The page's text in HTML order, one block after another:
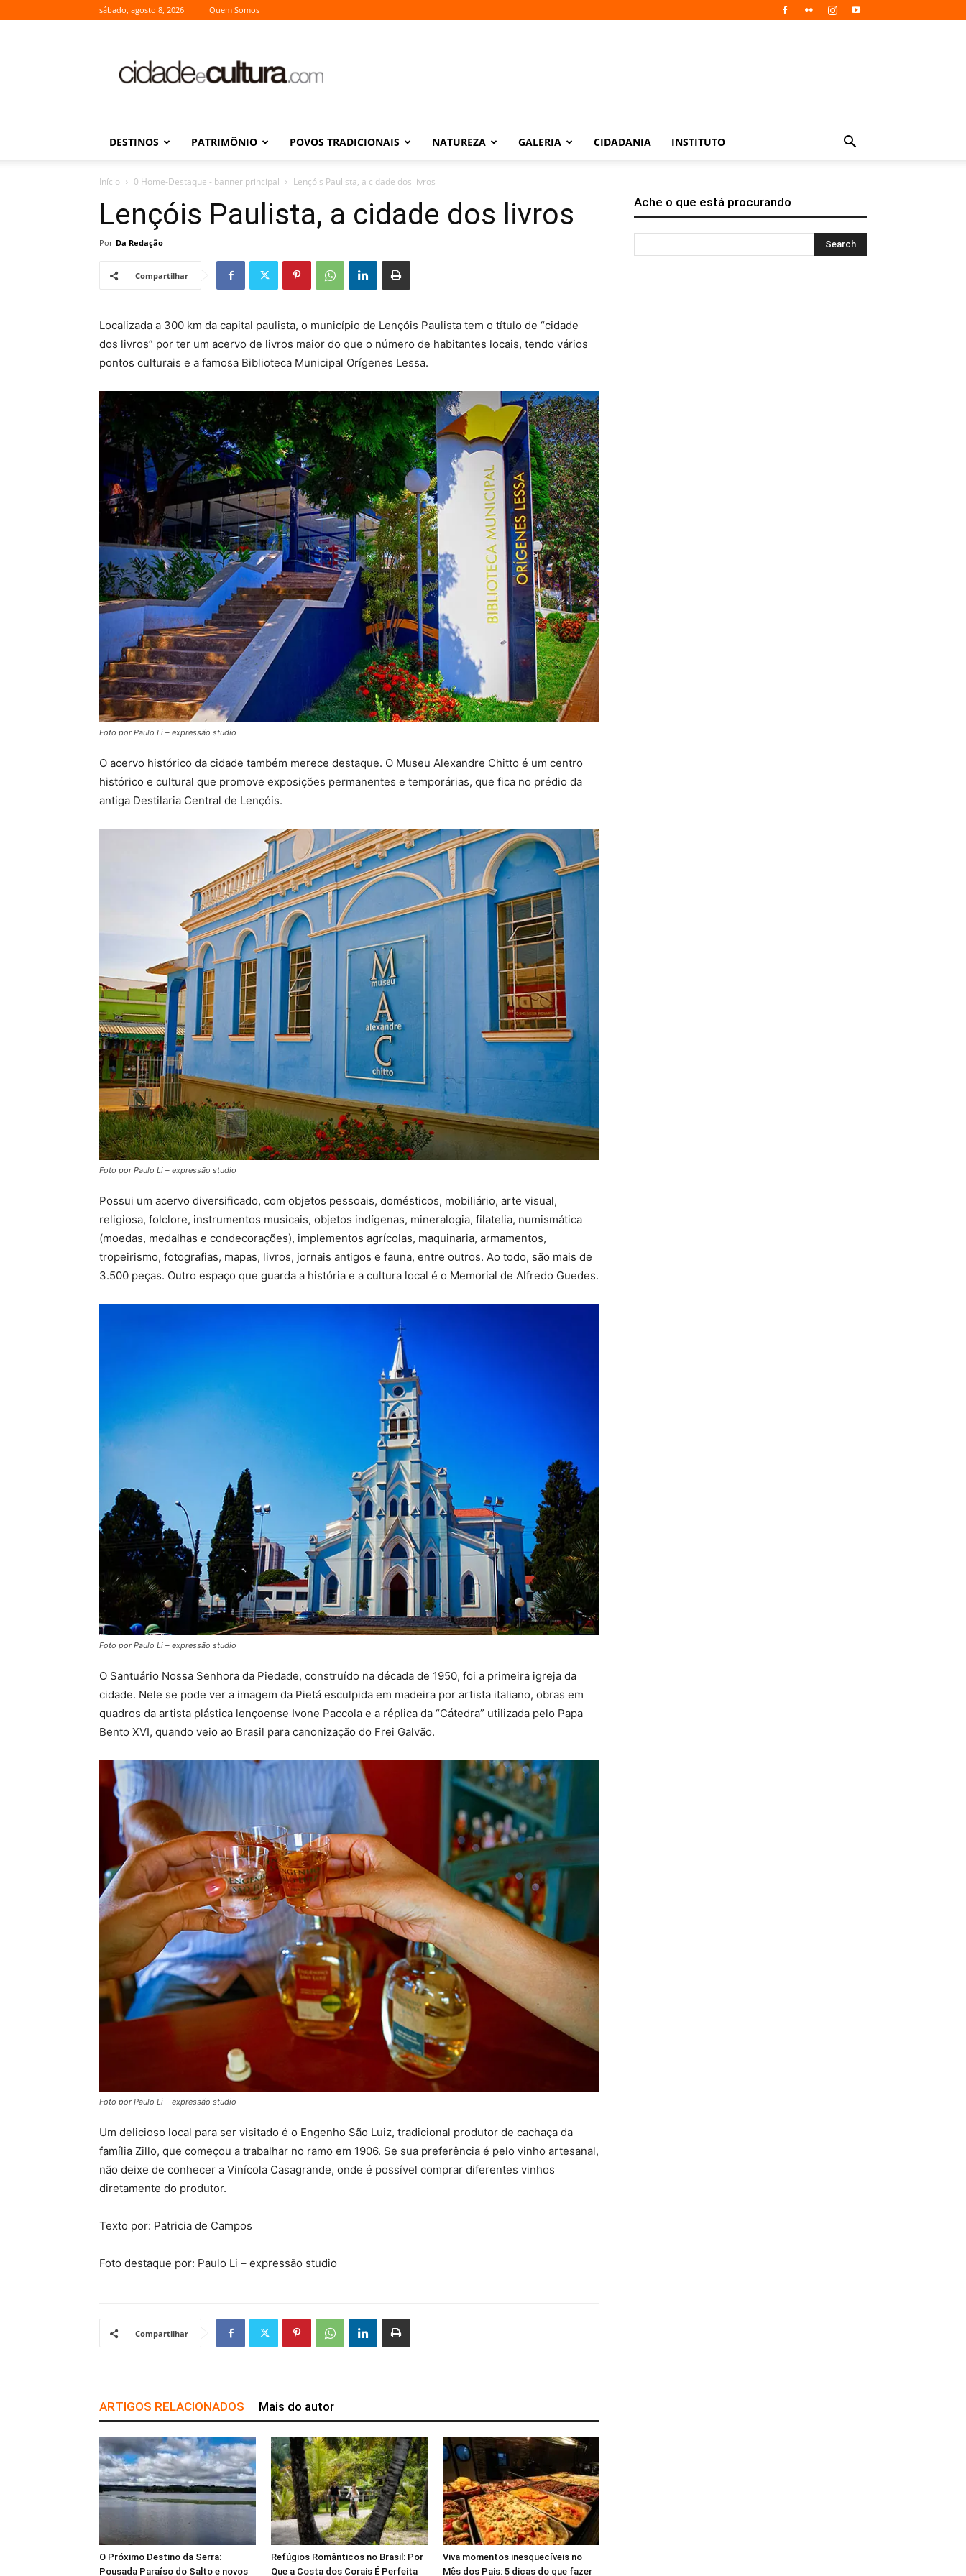
sábado, agosto 8, 2026 Quem Somos
Cultura
DESTINOS PATRIMÔNIO POVOS TRADICIONAIS NATUREZA GALERIA CIDADANIA INSTITUTO
Início 0 Home-Destaque - banner principal Lençóis Paulista, a cidade dos livros
Lençóis Paulista, a cidade dos livros
Por Da Redação -
Compartilhar
Localizada a 300 km da capital paulista, o município de Lençóis Paulista tem o título de “cidade
dos livros” por ter um acervo de livros maior do que o número de habitantes locais, tendo vários
pontos culturais e a famosa Biblioteca Municipal Orígenes Lessa.
Foto por Paulo Li – expressão studio
O acervo histórico da cidade também merece destaque. O Museu Alexandre Chitto é um centro
histórico e cultural que promove exposições permanentes e temporárias, que fica no prédio da
antiga Destilaria Central de Lençóis.
Foto por Paulo Li – expressão studio
Possui um acervo diversificado, com objetos pessoais, domésticos, mobiliário, arte visual,
religiosa, folclore, instrumentos musicais, objetos indígenas, mineralogia, filatelia, numismática
(moedas, medalhas e condecorações), implementos agrícolas, maquinaria, armamentos,
tropeirismo, fotografias, mapas, livros, jornais antigos e fauna, entre outros. Ao todo, são mais de
3.500 peças. Outro espaço que guarda a história e a cultura local é o Memorial de Alfredo Guedes.
Foto por Paulo Li – expressão studio
O Santuário Nossa Senhora da Piedade, construído na década de 1950, foi a primeira igreja da
cidade. Nele se pode ver a imagem da Pietá esculpida em madeira por artista italiano, obras em
quadros da artista plástica lençoense Ivone Paccola e a réplica da “Cátedra” utilizada pelo Papa
Bento XVI, quando veio ao Brasil para canonização do Frei Galvão.
Foto por Paulo Li – expressão studio
Um delicioso local para ser visitado é o Engenho São Luiz, tradicional produtor de cachaça da
família Zillo, que começou a trabalhar no ramo em 1906. Se sua preferência é pelo vinho artesanal,
não deixe de conhecer a Vinícola Casagrande, onde é possível comprar diferentes vinhos
diretamente do produtor.
Texto por: Patricia de Campos
Foto destaque por: Paulo Li – expressão studio
Compartilhar
ARTIGOS RELACIONADOS Mais do autor
O Próximo Destino da Serra:
Pousada Paraíso do Salto e novos
Refúgios Românticos no Brasil: Por
Que a Costa dos Corais É Perfeita
Viva momentos inesquecíveis no
Mês dos Pais: 5 dicas do que fazer
Ache o que está procurando